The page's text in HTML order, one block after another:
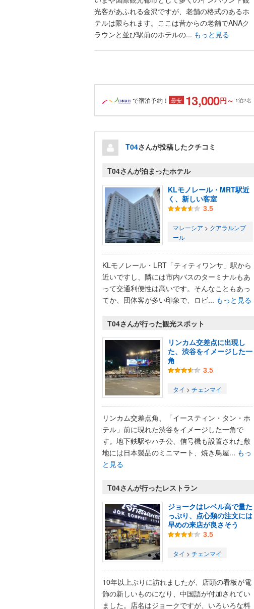
光客があふれる金沢ですが、老舗の格式のあるホ
テルは限られます。ここは昔からの老舗でANAク
ラウンと並び駅前のホテルの... もっと見る
で宿泊予約！ 最安 13,000円～ 1泊2名
T04さんが投稿したクチコミ
T04さんが泊まったホテル
KLモノレール・MRT駅近
く、新しい客室
3.5
マレーシア > クアラルンプ
ール
KLモノレール・LRT「ティティワンサ」駅から
近いですし、隣には市内バスのターミナルもあ
って交通利便性は高いです。そんなこともあっ
てか、団体客が多い印象で、ロビ... もっと見る
T04さんが行った観光スポット
リンカム交差点に出現し
た、渋谷をイメージした一
角
3.5
タイ > チェンマイ
リンカム交差点角、「イースティン・タン・ホ
テル」前に現れた渋谷をイメージした一角で
す。地下鉄駅やハチ公、信号機も設置された敷
地には日本製品のミニマート、焼き鳥屋... もっ
と見る
T04さんが行ったレストラン
ジョークはレベル高で量た
っぷり、点心類の注文には
早めの来店が良さそう
3.5
タイ > チェンマイ
10年以上ぶりに訪れましたが、店頭の看板が電
飾の新しいものになり、中国語が付加されてい
ました。店名はジョークですが、いろいろな料